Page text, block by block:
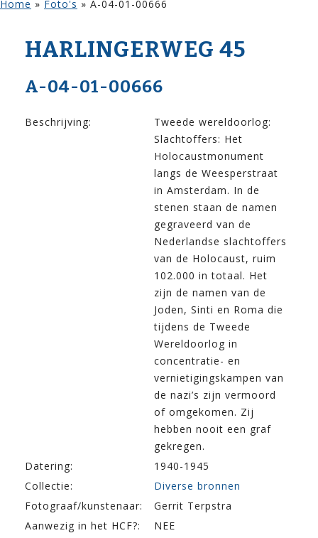
Home » Foto's » A-04-01-00666
HARLINGERWEG 45
A-04-01-00666
Beschrijving:
Tweede wereldoorlog:
Slachtoffers: Het
Holocaustmonument
langs de Weesperstraat
in Amsterdam. In de
stenen staan de namen
gegraveerd van de
Nederlandse slachtoffers
van de Holocaust, ruim
102.000 in totaal. Het
zijn de namen van de
Joden, Sinti en Roma die
tijdens de Tweede
Wereldoorlog in
concentratie- en
vernietigingskampen van
de nazi’s zijn vermoord
of omgekomen. Zij
hebben nooit een graf
gekregen.
Datering:
1940-1945
Collectie:
Diverse bronnen
Fotograaf/kunstenaar:
Gerrit Terpstra
Aanwezig in het HCF?:
NEE